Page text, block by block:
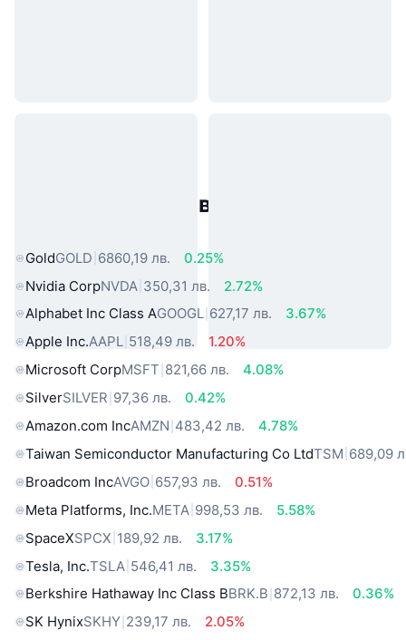
Популярни активи от реалния
GoldGOLD 6860,19 лв.
0.25%
Nvidia CorpNVDA 350,31 лв.
2.72%
Alphabet Inc Class AGOOGL 627,17 лв.
3.67%
Apple Inc.AAPL 518,49 лв.
1.20%
Microsoft CorpMSFT 821,66 лв.
4.08%
SilverSILVER 97,36 лв.
0.42%
Amazon.com IncAMZN 483,42 лв.
4.78%
Taiwan Semiconductor Manufacturing Co LtdTSM 689,09
Broadcom IncAVGO 657,93 лв.
0.51%
Meta Platforms, Inc.META 998,53 лв.
5.58%
SpaceXSPCX 189,92 лв.
3.17%
Tesla, Inc.TSLA 546,41 лв.
3.35%
Berkshire Hathaway Inc Class BBRK.B 872,13 лв.
0.36%
SK HynixSKHY 239,17 лв.
2.05%